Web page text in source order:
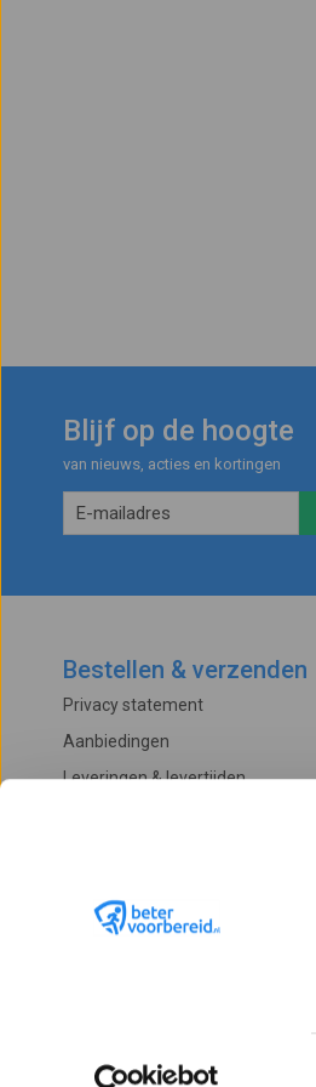
Blijf op de hoogte
van nieuws, acties en kortingen
Bestellen & verzenden
Privacy statement
Aanbiedingen
Leveringen & levertijden
Retourneren